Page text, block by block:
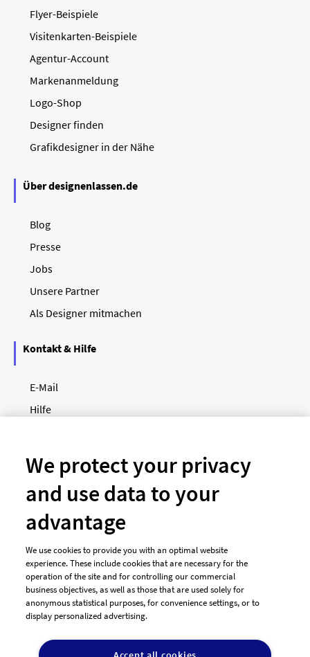
Flyer-Beispiele
Visitenkarten-Beispiele
Agentur-Account
Markenanmeldung
Logo-Shop
Designer finden
Grafikdesigner in der Nähe
Über designenlassen.de
Blog
Presse
Jobs
Unsere Partner
Als Designer mitmachen
Kontakt & Hilfe
E-Mail
Hilfe
Unsere Zahlungsarten
We protect your privacy
and use data to your
advantage
We use cookies to provide you with an optimal website
experience. These include cookies that are necessary for the
operation of the site and for controlling our commercial
business objectives, as well as those that are used solely for
anonymous statistical purposes, for convenience settings, or to
display personalized advertising.